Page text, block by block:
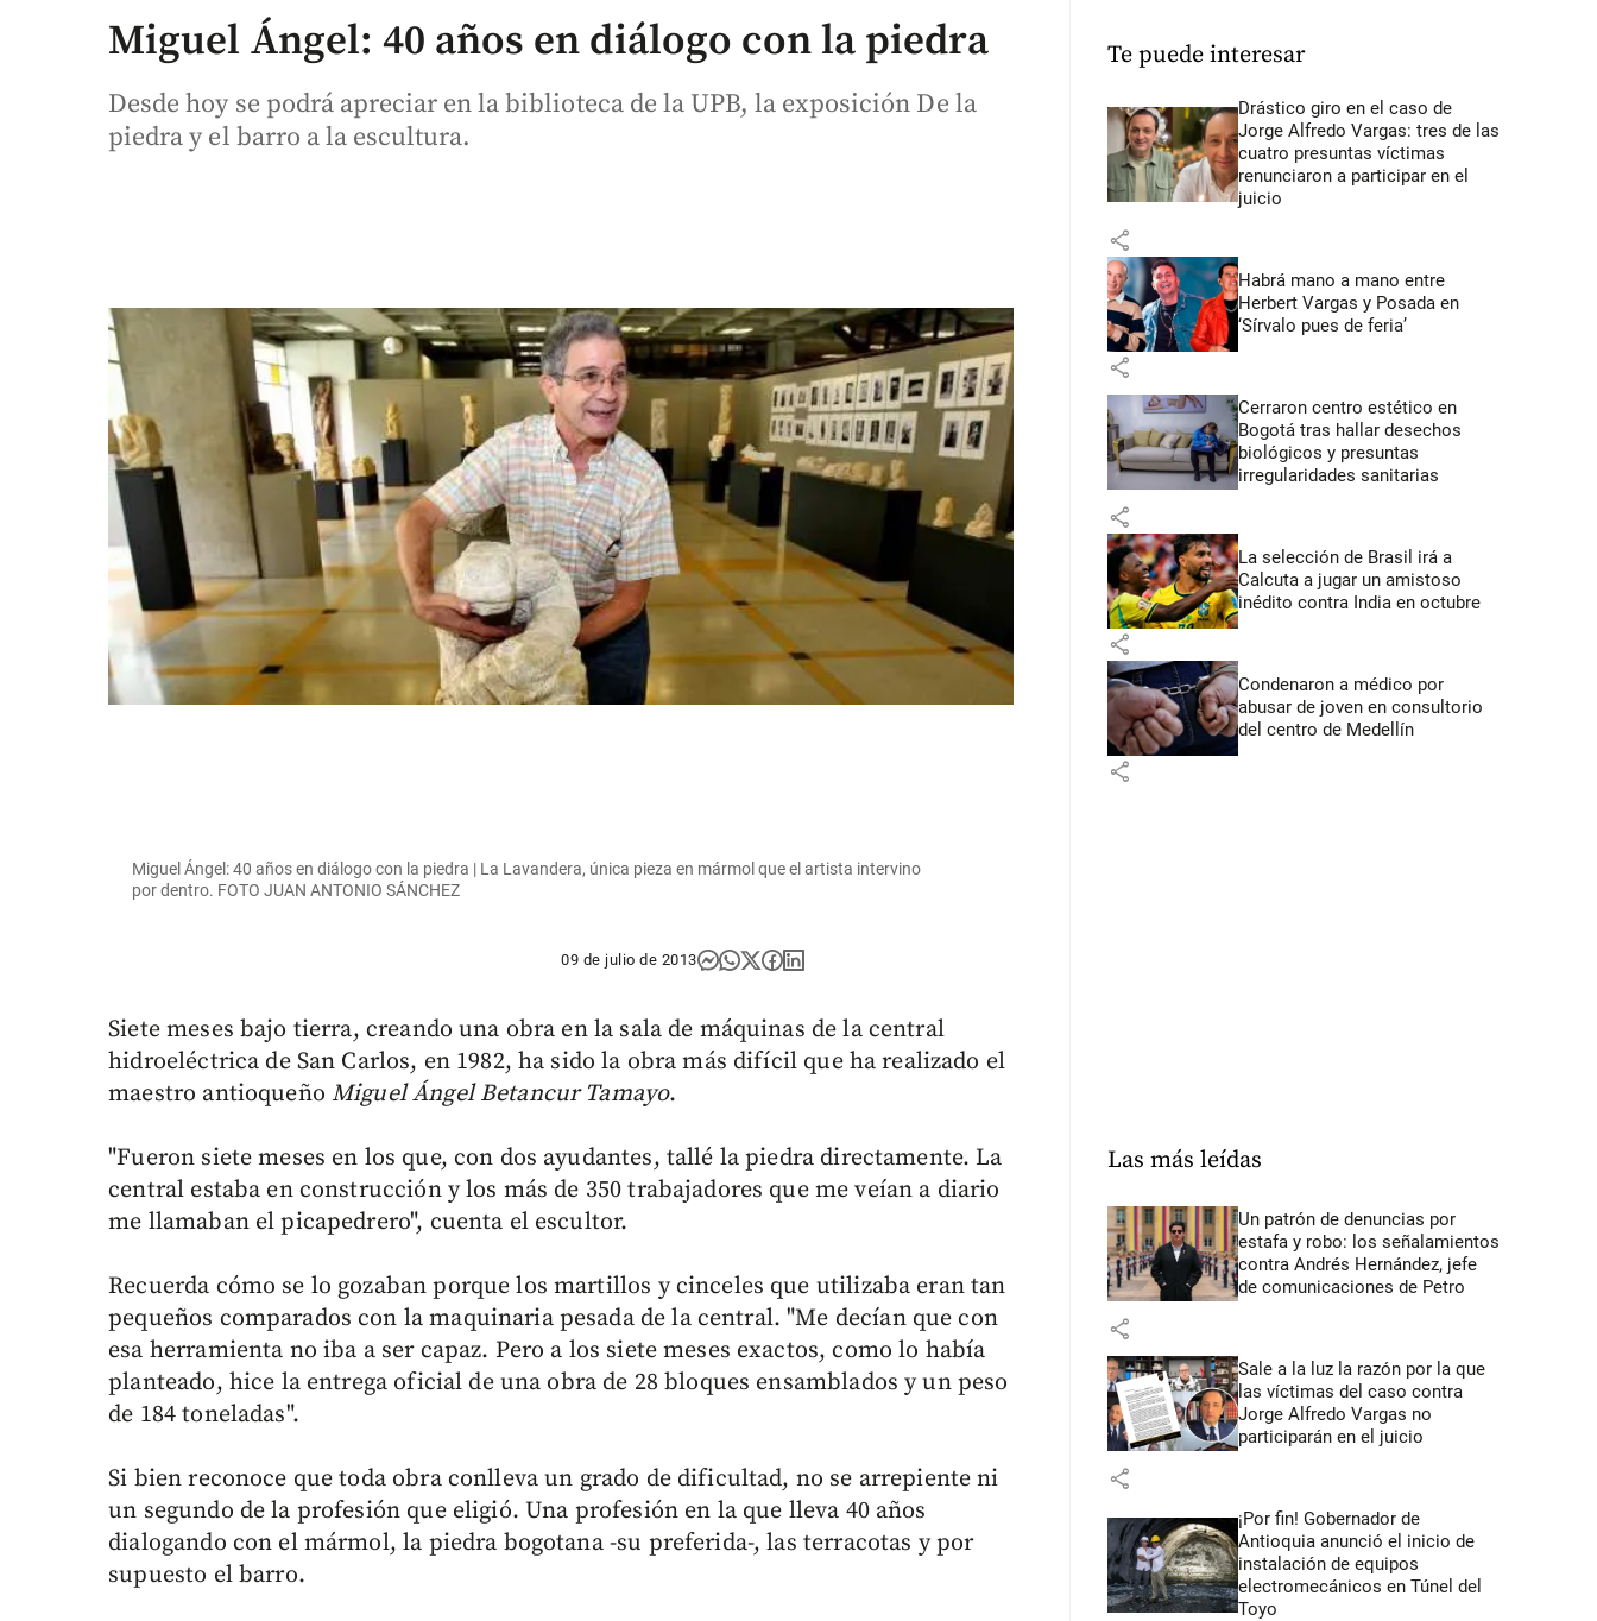
Miguel Ángel: 40 años en diálogo con la piedra
Desde hoy se podrá apreciar en la biblioteca de la UPB, la exposición De la
piedra y el barro a la escultura.
Miguel Ángel: 40 años en diálogo con la piedra | La Lavandera, única pieza en mármol que el artista intervino
por dentro. FOTO JUAN ANTONIO SÁNCHEZ
09 de julio de 2013
Siete meses bajo tierra, creando una obra en la sala de máquinas de la central
hidroeléctrica de San Carlos, en 1982, ha sido la obra más difícil que ha realizado el
maestro antioqueño Miguel Ángel Betancur Tamayo.
"Fueron siete meses en los que, con dos ayudantes, tallé la piedra directamente. La
central estaba en construcción y los más de 350 trabajadores que me veían a diario
me llamaban el picapedrero", cuenta el escultor.
Recuerda cómo se lo gozaban porque los martillos y cinceles que utilizaba eran tan
pequeños comparados con la maquinaria pesada de la central. "Me decían que con
esa herramienta no iba a ser capaz. Pero a los siete meses exactos, como lo había
planteado, hice la entrega oficial de una obra de 28 bloques ensamblados y un peso
de 184 toneladas".
Si bien reconoce que toda obra conlleva un grado de dificultad, no se arrepiente ni
un segundo de la profesión que eligió. Una profesión en la que lleva 40 años
dialogando con el mármol, la piedra bogotana -su preferida-, las terracotas y por
supuesto el barro.
Te puede interesar
Drástico giro en el caso de
Jorge Alfredo Vargas: tres de las
cuatro presuntas víctimas
renunciaron a participar en el
juicio
share
Habrá mano a mano entre
Herbert Vargas y Posada en
‘Sírvalo pues de feria’
share
Cerraron centro estético en
Bogotá tras hallar desechos
biológicos y presuntas
irregularidades sanitarias
share
La selección de Brasil irá a
Calcuta a jugar un amistoso
inédito contra India en octubre
share
Condenaron a médico por
abusar de joven en consultorio
del centro de Medellín
share
Las más leídas
Un patrón de denuncias por
estafa y robo: los señalamientos
contra Andrés Hernández, jefe
de comunicaciones de Petro
share
Sale a la luz la razón por la que
las víctimas del caso contra
Jorge Alfredo Vargas no
participarán en el juicio
share
¡Por fin! Gobernador de
Antioquia anunció el inicio de
instalación de equipos
electromecánicos en Túnel del
Toyo